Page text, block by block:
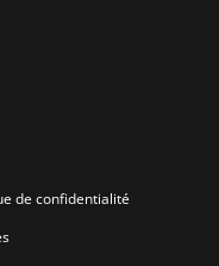
de confidentialité